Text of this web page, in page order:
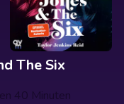
The Six
40 Minuten